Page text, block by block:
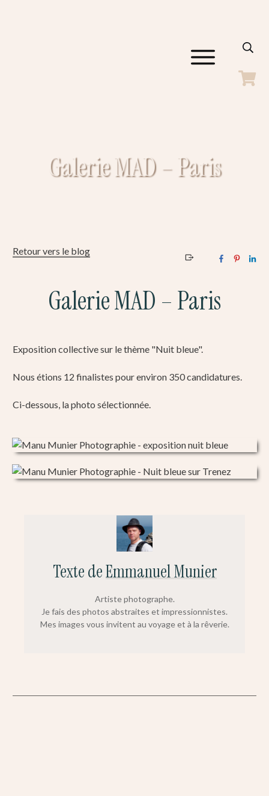
Galerie MAD – Paris
Retour vers le blog
Galerie MAD – Paris
Exposition collective sur le thème "Nuit bleue".
Nous étions 12 finalistes pour environ 350 candidatures.
Ci-dessous, la photo sélectionnée.
Texte deEmmanuel Munier
Artiste photographe.
Je fais des photos abstraites et impressionnistes.
Mes images vous invitent au voyage et à la rêverie.